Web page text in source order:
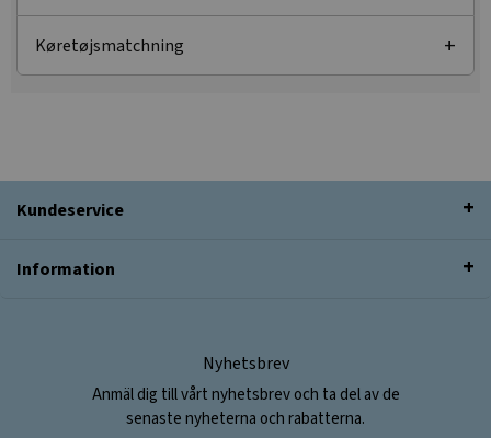
Køretøjsmatchning
Kundeservice
Information
Nyhetsbrev
Anmäl dig till vårt nyhetsbrev och ta del av de
senaste nyheterna och rabatterna.